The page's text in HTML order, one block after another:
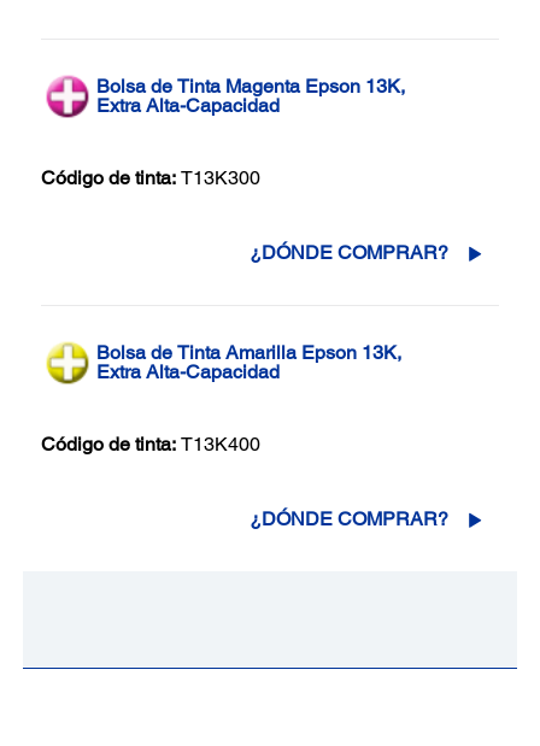
Bolsa de Tinta Magenta Epson 13K,
Extra Alta-Capacidad
Código de tinta: T13K300
¿DÓNDE COMPRAR?
Bolsa de Tinta Amarilla Epson 13K,
Extra Alta-Capacidad
Código de tinta: T13K400
¿DÓNDE COMPRAR?